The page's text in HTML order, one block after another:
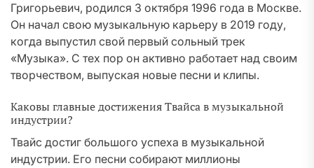
Григорьевич, родился 3 октября 1996 года в Москве.
Он начал свою музыкальную карьеру в 2019 году,
когда выпустил свой первый сольный трек
«Музыка». С тех пор он активно работает над своим
творчеством, выпуская новые песни и клипы.
Каковы главные достижения Твайса в музыкальной
индустрии?
Твайс достиг большого успеха в музыкальной
индустрии. Его песни собирают миллионы